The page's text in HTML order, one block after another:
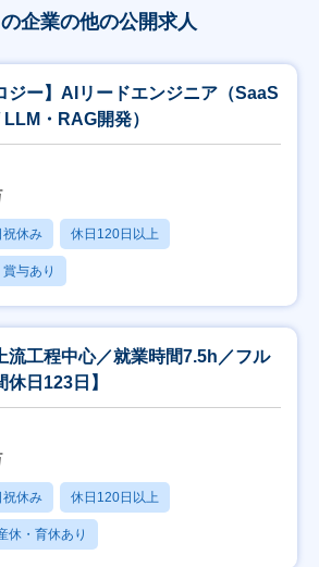
企業の他の公開求人
ジー】AIリードエンジニア（SaaS
・RAG開発）
祝休み 休日120日以上
賞与あり
流工程中心／就業時間7.5h／フル
日123日】
祝休み 休日120日以上
休・育休あり